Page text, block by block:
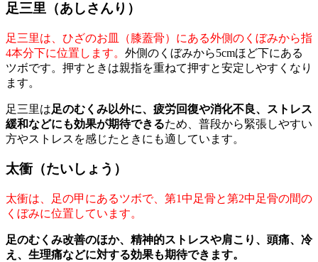
足三里（あしさんり）
足三里は、ひざのお皿（膝蓋骨）にある外側のくぼみから指
4本分下に位置します。 外側のくぼみから5cmほど下にある
ツボです。押すときは親指を重ねて押すと安定しやすくなり
ます。
足三里は足のむくみ以外に、疲労回復や消化不良、ストレス
緩和などにも効果が期待できるため、普段から緊張しやすい
方やストレスを感じたときにも適しています。
太衝（たいしょう）
太衝は、足の甲にあるツボで、第1中足骨と第2中足骨の間の
くぼみに位置しています。
足のむくみ改善のほか、精神的ストレスや肩こり、頭痛、冷
え、生理痛などに対する効果も期待できます。